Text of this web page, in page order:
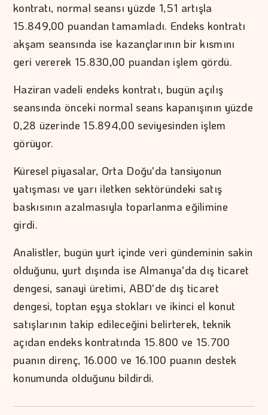
kontratı, normal seansı yüzde 1,51 artışla
15.849,00 puandan tamamladı. Endeks kontratı
akşam seansında ise kazançlarının bir kısmını
geri vererek 15.830,00 puandan işlem gördü.
Haziran vadeli endeks kontratı, bugün açılış
seansında önceki normal seans kapanışının yüzde
0,28 üzerinde 15.894,00 seviyesinden işlem
görüyor.
Küresel piyasalar, Orta Doğu'da tansiyonun
yatışması ve yarı iletken sektöründeki satış
baskısının azalmasıyla toparlanma eğilimine
girdi.
Analistler, bugün yurt içinde veri gündeminin sakin
olduğunu, yurt dışında ise Almanya'da dış ticaret
dengesi, sanayi üretimi, ABD'de dış ticaret
dengesi, toptan eşya stokları ve ikinci el konut
satışlarının takip edileceğini belirterek, teknik
açıdan endeks kontratında 15.800 ve 15.700
puanın direnç, 16.000 ve 16.100 puanın destek
konumunda olduğunu bildirdi.